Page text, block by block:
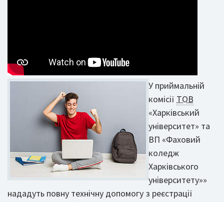
У приймальній
комісії ТОВ
«Харківський
університет» та
ВП «Фаховий
коледж
Харківського
університету»»
нададуть повну технічну допомогу з реєстрації